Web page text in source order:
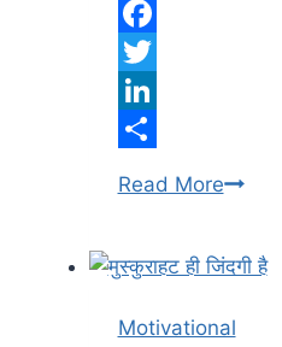
WhatsApp
Facebook
Twitter
LinkedIn
Read MoreAlways
mind
open
Motivational